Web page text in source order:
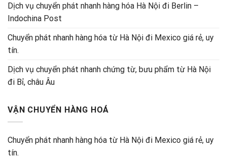
Dịch vụ chuyển phát nhanh hàng hóa Hà Nội đi Berlin –
Indochina Post
Chuyển phát nhanh hàng hóa từ Hà Nội đi Mexico giá rẻ, uy
tín.
Dịch vụ chuyển phát nhanh chứng từ, bưu phẩm từ Hà Nội
đi Bỉ, châu Âu
VẬN CHUYỂN HÀNG HOÁ
Chuyển phát nhanh hàng hóa từ Hà Nội đi Mexico giá rẻ, uy
tín.